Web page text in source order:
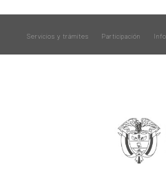
Servicios y trámites Participación